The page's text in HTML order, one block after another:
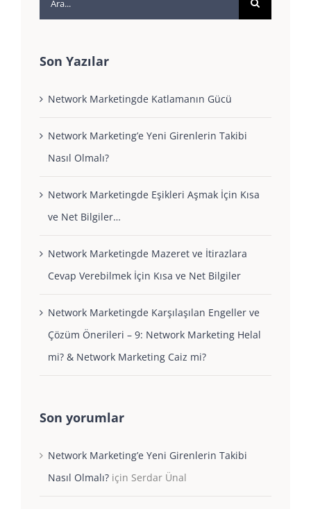
Son Yazılar
Network Marketingde Katlamanın Gücü
Network Marketing’e Yeni Girenlerin Takibi
Nasıl Olmalı?
Network Marketingde Eşikleri Aşmak İçin Kısa
ve Net Bilgiler…
Network Marketingde Mazeret ve İtirazlara
Cevap Verebilmek İçin Kısa ve Net Bilgiler
Network Marketingde Karşılaşılan Engeller ve
Çözüm Önerileri – 9: Network Marketing Helal
mi? & Network Marketing Caiz mi?
Son yorumlar
Network Marketing’e Yeni Girenlerin Takibi
Nasıl Olmalı? için Serdar Ünal